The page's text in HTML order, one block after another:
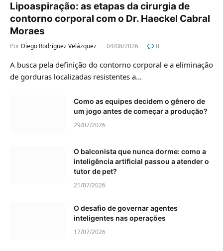
Lipoaspiração: as etapas da cirurgia de
contorno corporal com o Dr. Haeckel Cabral
Moraes
Por Diego Rodríguez Velázquez 04/08/2026 0
A busca pela definição do contorno corporal e a eliminação
de gorduras localizadas resistentes a…
Como as equipes decidem o gênero de
um jogo antes de começar a produção?
29/07/2026
O balconista que nunca dorme: como a
inteligência artificial passou a atender o
tutor de pet?
21/07/2026
O desafio de governar agentes
inteligentes nas operações
17/07/2026